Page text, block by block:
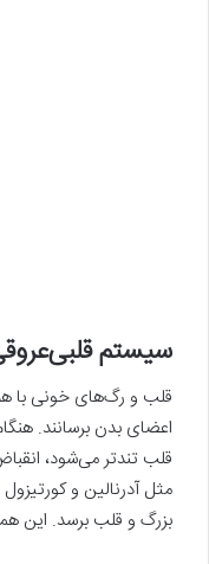
سیستم
قلب و رگ‌های خونی با هم
اعضای بدن برسانند.
قلب تندتر می‌شود،
مثل آدرنالین و
بزرگ و قلب برسد. این